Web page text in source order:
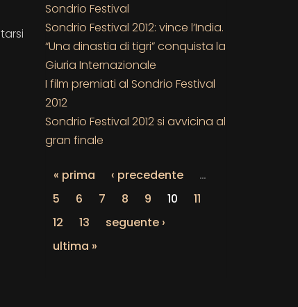
Sondrio Festival
Sondrio Festival 2012: vince l’India.
“Una dinastia di tigri” conquista la
Giuria Internazionale
I film premiati al Sondrio Festival
2012
Sondrio Festival 2012 si avvicina al
gran finale
« prima ‹ precedente
…
5
6 7 8 9 10
11
12
13
seguente ›
ultima »